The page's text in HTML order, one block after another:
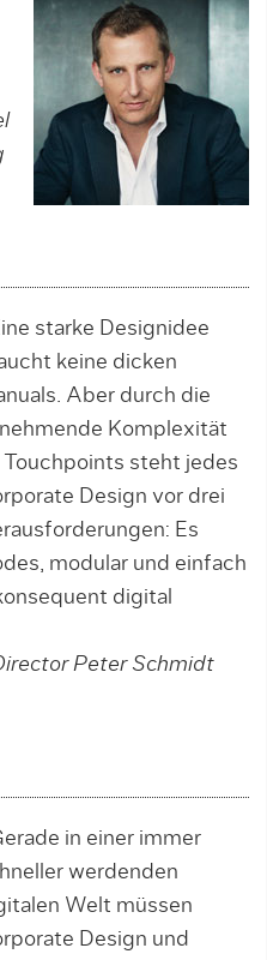
starke Designidee
keine dicken
Aber durch die
Komple­­­xität
Touchpoints steht jedes
Design vor drei
Es
modular und einfach
digital
Peter Schmidt
in einer immer
werdenden
Welt müssen
Design und